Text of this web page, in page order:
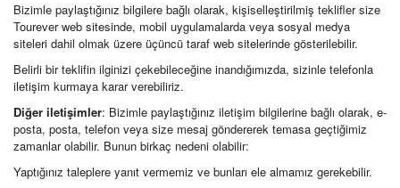
Bizimle paylaştığınız bilgilere bağlı olarak, kişiselleştirilmiş teklifler size
Tourever web sitesinde, mobil uygulamalarda veya sosyal medya
siteleri dahil olmak üzere üçüncü taraf web sitelerinde gösterilebilir.
Belirli bir teklifin ilginizi çekebileceğine inandığımızda, sizinle telefonla
iletişim kurmaya karar verebiliriz.
Diğer iletişimler: Bizimle paylaştığınız iletişim bilgilerine bağlı olarak, e-
posta, posta, telefon veya size mesaj göndererek temasa geçtiğimiz
zamanlar olabilir. Bunun birkaç nedeni olabilir:
Yaptığınız taleplere yanıt vermemiz ve bunları ele almamız gerekebilir.